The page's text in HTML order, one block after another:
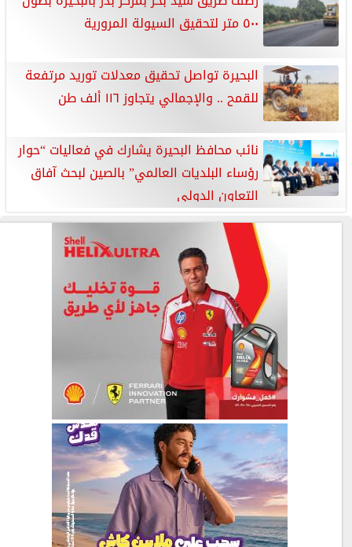
٥٠٠ متر لتحقيق السيولة المرورية
البحيرة تواصل تحقيق معدلات توريد مرتفعة
للقمح .. والإجمالي يتجاوز ١١٦ ألف طن
نائب محافظ البحيرة يشارك في فعاليات “حوار
رؤساء البلديات العالمي” بالصين لبحث آفاق
التعاون الدولي